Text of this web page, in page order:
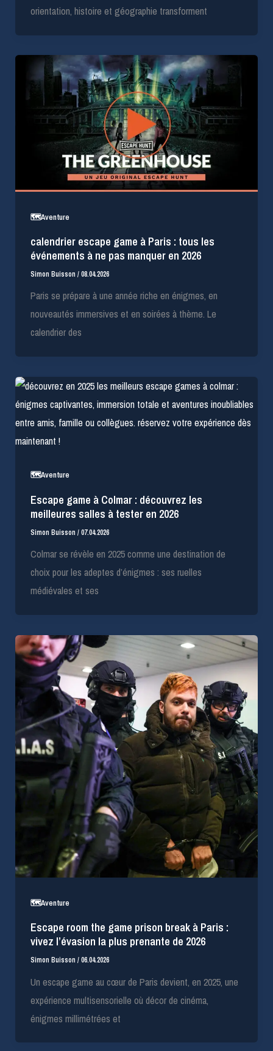
orientation, histoire et géographie transforment
🗺️Aventure
calendrier escape game à Paris : tous les
événements à ne pas manquer en 2026
Simon Buisson /08.04.2026
Paris se prépare à une année riche en énigmes, en
nouveautés immersives et en soirées à thème. Le
calendrier des
🗺️Aventure
Escape game à Colmar : découvrez les
meilleures salles à tester en 2026
Simon Buisson /07.04.2026
Colmar se révèle en 2025 comme une destination de
choix pour les adeptes d’énigmes : ses ruelles
médiévales et ses
🗺️Aventure
Escape room the game prison break à Paris :
vivez l’évasion la plus prenante de 2026
Simon Buisson /06.04.2026
Un escape game au cœur de Paris devient, en 2025, une
expérience multisensorielle où décor de cinéma,
énigmes millimétrées et